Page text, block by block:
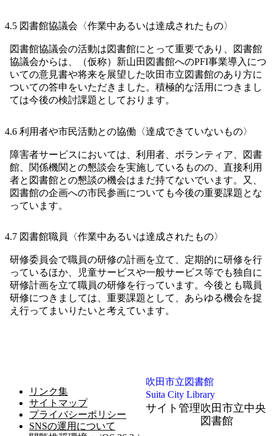
4.5 図書館協議会〈作業中あるいは達成されたもの〉
図書館協議会の活動は図書館にとって重要であり、図書館
協議会からは、（仮称）新山田図書館へのPFI事業導入につ
いての意見書や将来を展望した吹田市立図書館のあり方に
ついての答申をいただきました。積極的な活用につきまし
ては今後の検討課題としております。
4.6 利用者や市民活動との協働〈達成できていないもの〉
障害者サービスにおいては、利用者、ボランティア、図書
館、関係機関との懇談会を実施しているものの、直接利用
者と図書館との懇談の機会はまだ持てないでいます。又、
図書館の企画への市民参画についても今後の重要課題とな
っています。
4.7 図書館職員〈作業中あるいは達成されたもの〉
研修委員会で職員の研修の計画を立て、定期的に研修を行
っているほか、児童サービスや一般サービス等でも独自に
研修計画を立て職員の研修を行っています。今後とも職員
研修につきましては、重要課題として、あらゆる機会を捉
え行ってまいりたいと考えています。
リンク集
サイトマップ
プライバシーポリシー
SNSの運用について
吹田市立図書館
Suita City Library
サイト管理吹田市立中央
図書館